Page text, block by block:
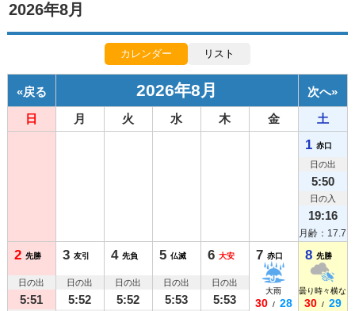
2026年8月
カレンダー リスト
«戻る 2026年8月 次へ»
日
月 火 水 木 金 土
1 赤口
日の出
5:50
日の入
19:16
月齢：17.7
2 先勝
日の出
5:51
3 友引
日の出
5:52
4 先負
日の出
5:52
5 仏滅
日の出
5:53
6 大安
日の出
5:53
7 赤口
大雨
30 / 28
8 先勝
曇り時々横な
30 / 29